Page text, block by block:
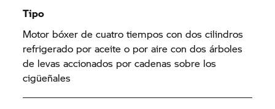
Tipo
Motor bóxer de cuatro tiempos con dos cilindros
refrigerado por aceite o por aire con dos árboles
de levas accionados por cadenas sobre los
cigüeñales